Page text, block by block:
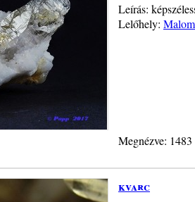
Leírás:
Lelőhely:
Megnézve:
kvarc